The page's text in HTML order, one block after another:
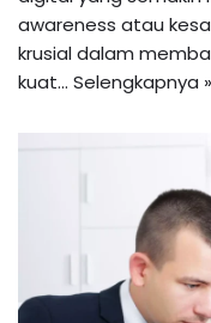
awareness atau
krusial dalam
kuat… Selengkapnya »